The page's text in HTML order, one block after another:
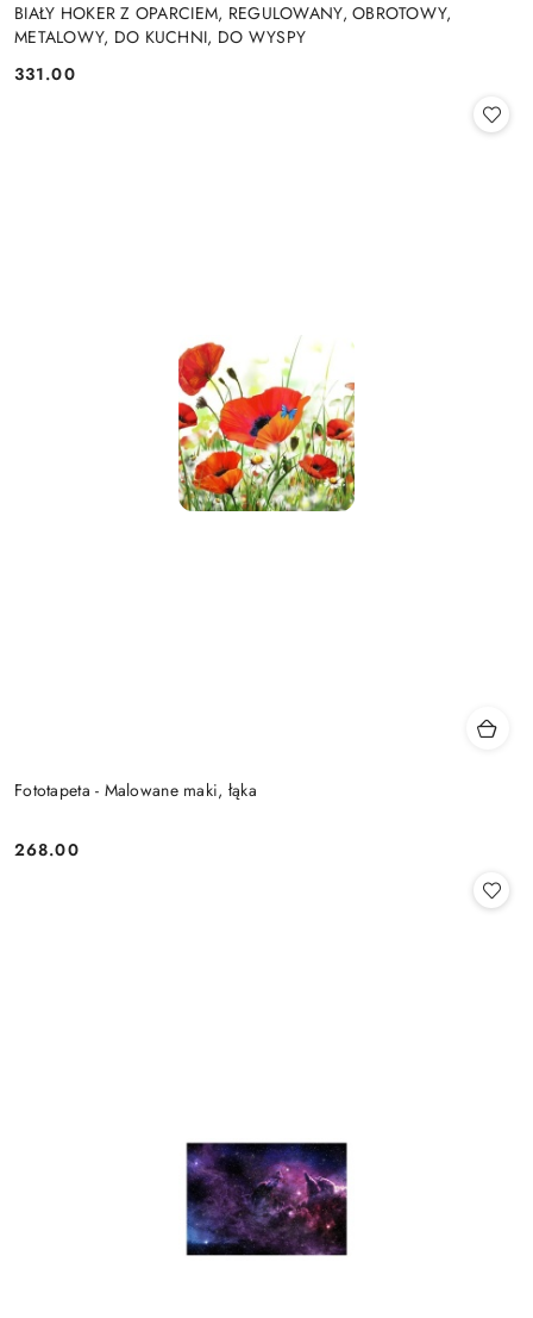
BIAŁY HOKER Z OPARCIEM, REGULOWANY, OBROTOWY,
METALOWY, DO KUCHNI, DO WYSPY
Cena:
331.00
Fototapeta - Malowane maki, łąka
Cena:
268.00